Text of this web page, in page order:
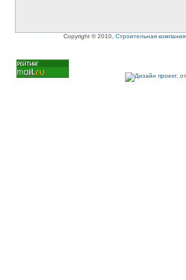
Copyright © 2010, Строительная компания